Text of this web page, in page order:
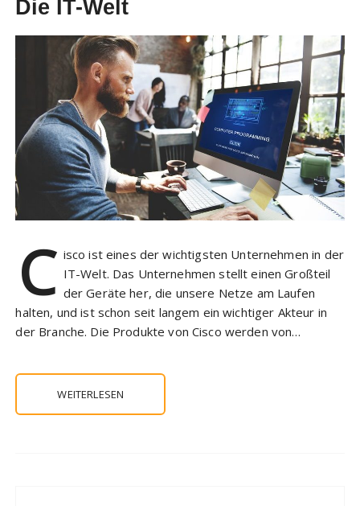
Die IT-Welt
C isco ist eines der wichtigsten Unternehmen in der
IT-Welt. Das Unternehmen stellt einen Großteil
der Geräte her, die unsere Netze am Laufen
halten, und ist schon seit langem ein wichtiger Akteur in
der Branche. Die Produkte von Cisco werden von…
WEITERLESEN